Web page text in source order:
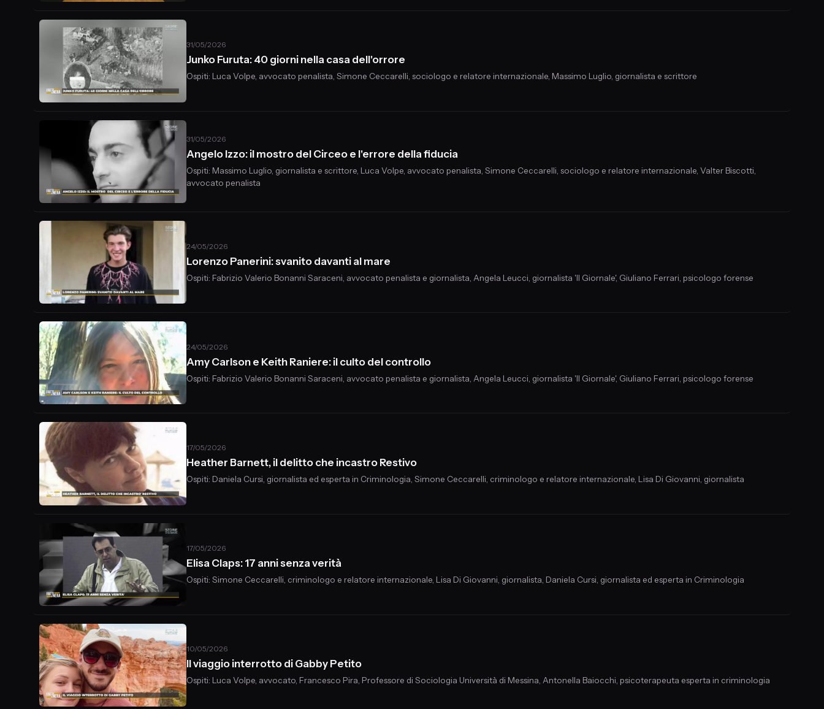
31/05/2026
Junko Furuta: 40 giorni nella casa dell'orrore
Ospiti: Luca Volpe, avvocato penalista, Simone Ceccarelli, sociologo e relatore internazionale, Massimo Luglio, giornalista e scrittore
31/05/2026
Angelo Izzo: il mostro del Circeo e l'errore della fiducia
Ospiti: Massimo Luglio, giornalista e scrittore, Luca Volpe, avvocato penalista, Simone Ceccarelli, sociologo e relatore internazionale, Valter Biscotti,
avvocato penalista
24/05/2026
Lorenzo Panerini: svanito davanti al mare
Ospiti: Fabrizio Valerio Bonanni Saraceni, avvocato penalista e giornalista, Angela Leucci, giornalista 'Il Giornale', Giuliano Ferrari, psicologo forense
24/05/2026
Amy Carlson e Keith Raniere: il culto del controllo
Ospiti: Fabrizio Valerio Bonanni Saraceni, avvocato penalista e giornalista, Angela Leucci, giornalista 'Il Giornale', Giuliano Ferrari, psicologo forense
17/05/2026
Heather Barnett, il delitto che incastro Restivo
Ospiti: Daniela Cursi, giornalista ed esperta in Criminologia, Simone Ceccarelli, criminologo e relatore internazionale, Lisa Di Giovanni, giornalista
17/05/2026
Elisa Claps: 17 anni senza verità
Ospiti: Simone Ceccarelli, criminologo e relatore internazionale, Lisa Di Giovanni, giornalista, Daniela Cursi, giornalista ed esperta in Criminologia
10/05/2026
Il viaggio interrotto di Gabby Petito
Ospiti: Luca Volpe, avvocato, Francesco Pira, Professore di Sociologia Università di Messina, Antonella Baiocchi, psicoterapeuta esperta in criminologia